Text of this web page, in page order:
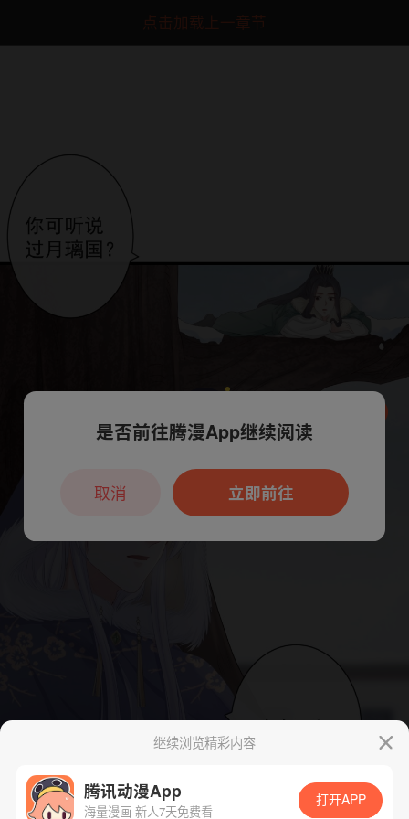
点击加载上一章节
继续浏览精彩内容
腾讯动漫App
海量漫画 新人7天免费看
打开APP
本章节仅支持App阅读，可打开App新用
户7天免费看
是否前往腾漫App继续阅读
立即前往
取消